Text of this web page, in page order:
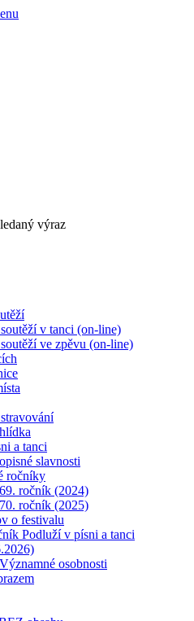
výraz
v tanci (on-line)
ve zpěvu (on-line)
a tanci
slavnosti
ročníky
69. ročník (2024)
70. ročník (2025)
o festivalu
Podluží v písni a tanci
Významné osobnosti